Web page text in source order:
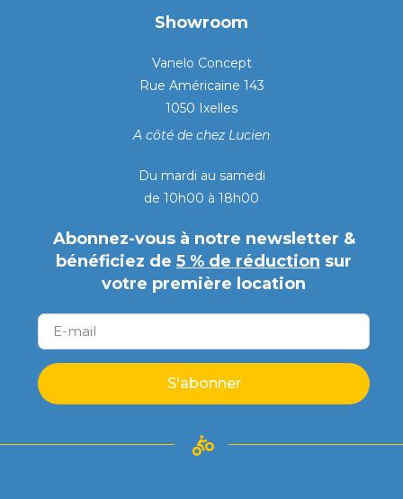
Showroom
Vanelo Concept
Rue Américaine 143
1050 Ixelles
A côté de chez Lucien
Du mardi au samedi
de 10h00 à 18h00
Abonnez-vous à notre newsletter &
bénéficiez de 5 % de réduction sur
votre première location
S'abonner